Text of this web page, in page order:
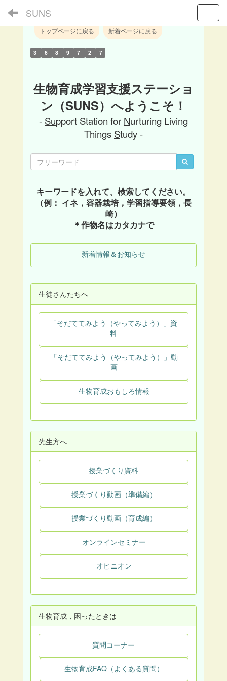
SUNS
トップページに戻る 新着ページに戻る
3 6 8 9 7 2 7
生物育成学習支援ステーショ
ン（SUNS）へようこそ！
- Support Station for Nurturing Living
Things Study -
キーワードを入れて、検索してください。
（例： イネ，容器栽培，学習指導要領，長
崎）
＊作物名はカタカナで
新着情報＆お知らせ
生徒さんたちへ
「そだててみよう（やってみよう）」資
料
「そだててみよう（やってみよう）」動
画
生物育成おもしろ情報
先生方へ
授業づくり資料
授業づくり動画（準備編）
授業づくり動画（育成編）
オンラインセミナー
オピニオン
生物育成，困ったときは
質問コーナー
生物育成FAQ（よくある質問）